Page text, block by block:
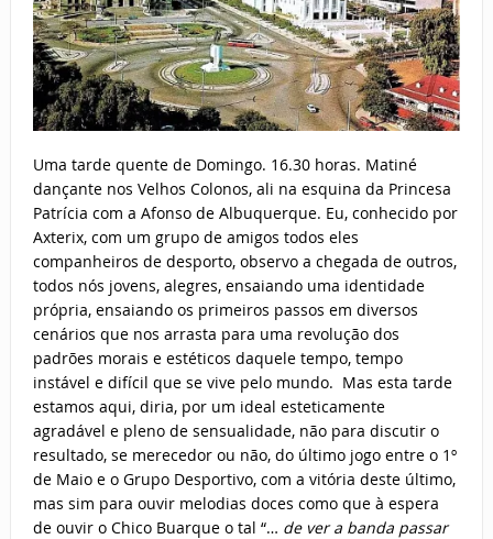
Uma tarde quente de Domingo. 16.30 horas. Matiné
dançante nos Velhos Colonos, ali na esquina da Princesa
Patrícia com a Afonso de Albuquerque. Eu, conhecido por
Axterix, com um grupo de amigos todos eles
companheiros de desporto, observo a chegada de outros,
todos nós jovens, alegres, ensaiando uma identidade
própria, ensaiando os primeiros passos em diversos
cenários que nos arrasta para uma revolução dos
padrões morais e estéticos daquele tempo, tempo
instável e difícil que se vive pelo mundo. Mas esta tarde
estamos aqui, diria, por um ideal esteticamente
agradável e pleno de sensualidade, não para discutir o
resultado, se merecedor ou não, do último jogo entre o 1º
de Maio e o Grupo Desportivo, com a vitória deste último,
mas sim para ouvir melodias doces como que à espera
de ouvir o Chico Buarque o tal “… de ver a banda passar